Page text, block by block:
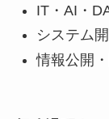
IT・AI・
システム
情報公開